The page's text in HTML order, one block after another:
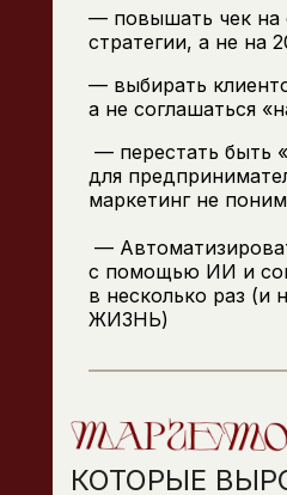
КОТОРЫЕ
— повышать чек на
стратегии, а не на
— выбирать
а не соглашаться
— перестать быть
для
маркетинг не
—
с помощью ИИ и
в несколько раз (и
ЖИЗНЬ)